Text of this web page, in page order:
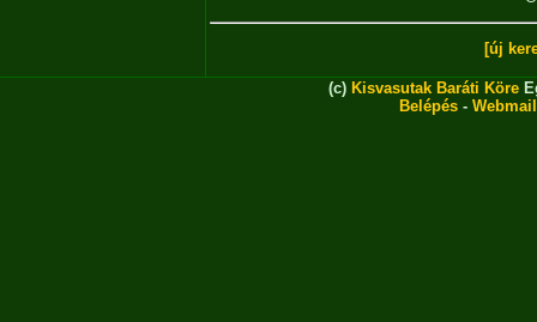
[új
(c) Kisvasutak Baráti Köre
Belépés - Webmail